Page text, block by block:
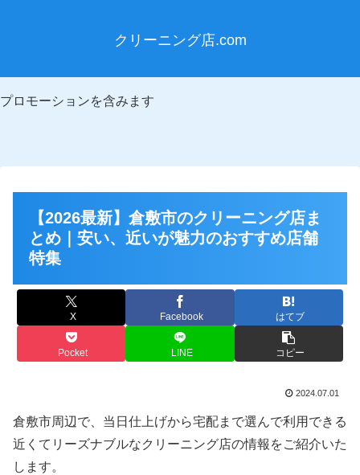
クリーニング店.com
プロモーションを含みます
【2026最新】倉敷市のクリーニング店ま
とめ｜安い、近いが魅力のおすすめ店舗
特集
X Facebook はてブ
Pocket LINE コピー
2024.07.01
倉敷市周辺で、当日仕上げから宅配まで選んで利用できる
近くてリーズナブルなクリーニング店の情報をご紹介いた
します。